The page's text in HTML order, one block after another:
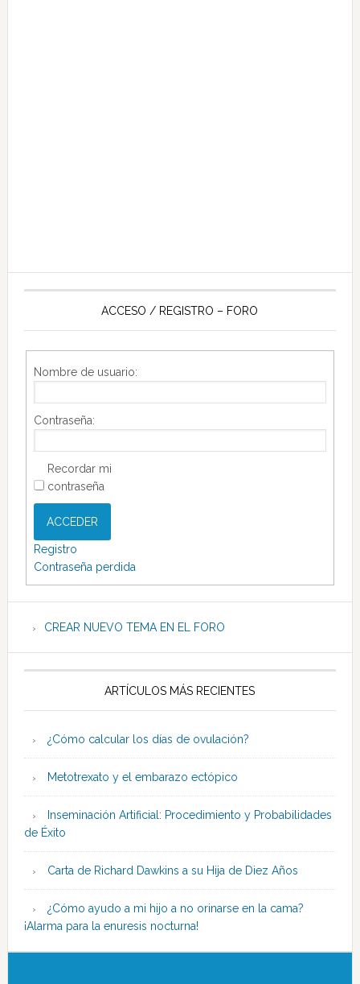
ACCESO / REGISTRO – FORO
Nombre de usuario:
Contraseña:
Recordar mi
contraseña
ACCEDER
Registro
Contraseña perdida
CREAR NUEVO TEMA EN EL FORO
ARTÍCULOS MÁS RECIENTES
¿Cómo calcular los días de ovulación?
Metotrexato y el embarazo ectópico
Inseminación Artificial: Procedimiento y Probabilidades
de Éxito
Carta de Richard Dawkins a su Hija de Diez Años
¿Cómo ayudo a mi hijo a no orinarse en la cama?
¡Alarma para la enuresis nocturna!